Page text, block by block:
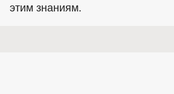
этим знаниям.